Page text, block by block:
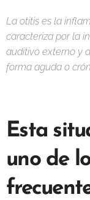
La otitis es la
caracteriza por la
auditivo externo y
forma aguda o
Esta
uno de